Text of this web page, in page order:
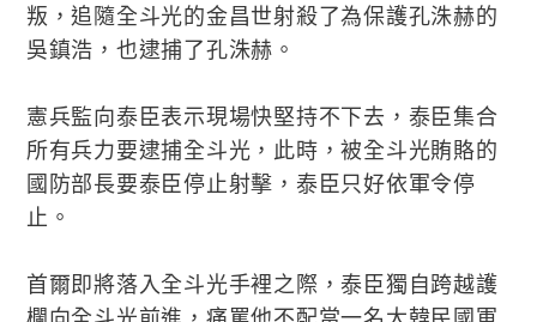
叛，追隨全斗光的金昌世射殺了為保護孔洙赫的
吳鎮浩，也逮捕了孔洙赫。
憲兵監向泰臣表示現場快堅持不下去，泰臣集合
所有兵力要逮捕全斗光，此時，被全斗光賄賂的
國防部長要泰臣停止射擊，泰臣只好依軍令停
止。
首爾即將落入全斗光手裡之際，泰臣獨自跨越護